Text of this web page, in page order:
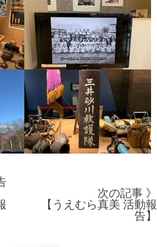
次の記事 》
【うえむら真美 活動報
告】